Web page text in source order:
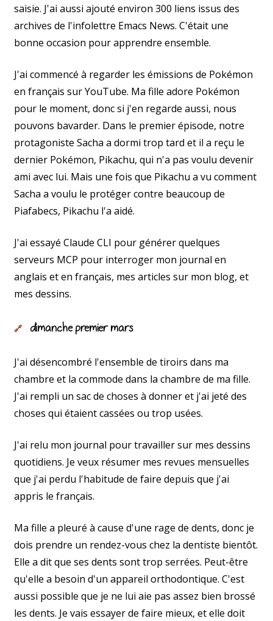
saisie. J'ai aussi ajouté environ 300 liens issus des
archives de l'infolettre Emacs News. C'était une
bonne occasion pour apprendre ensemble.
J'ai commencé à regarder les émissions de Pokémon
en français sur YouTube. Ma fille adore Pokémon
pour le moment, donc si j'en regarde aussi, nous
pouvons bavarder. Dans le premier épisode, notre
protagoniste Sacha a dormi trop tard et il a reçu le
dernier Pokémon, Pikachu, qui n'a pas voulu devenir
ami avec lui. Mais une fois que Pikachu a vu comment
Sacha a voulu le protéger contre beaucoup de
Piafabecs, Pikachu l'a aidé.
J'ai essayé Claude CLI pour générer quelques
serveurs MCP pour interroger mon journal en
anglais et en français, mes articles sur mon blog, et
mes dessins.
🔗 dimanche premier mars
J'ai désencombré l'ensemble de tiroirs dans ma
chambre et la commode dans la chambre de ma fille.
J'ai rempli un sac de choses à donner et j'ai jeté des
choses qui étaient cassées ou trop usées.
J'ai relu mon journal pour travailler sur mes dessins
quotidiens. Je veux résumer mes revues mensuelles
que j'ai perdu l'habitude de faire depuis que j'ai
appris le français.
Ma fille a pleuré à cause d'une rage de dents, donc je
dois prendre un rendez-vous chez la dentiste bientôt.
Elle a dit que ses dents sont trop serrées. Peut-être
qu'elle a besoin d'un appareil orthodontique. C'est
aussi possible que je ne lui aie pas assez bien brossé
les dents. Je vais essayer de faire mieux, et elle doit